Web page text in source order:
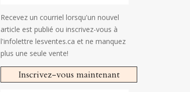
Recevez un courriel lorsqu'un nouvel
article est publié ou inscrivez-vous à
l'infolettre lesventes.ca et ne manquez
plus une seule vente!
Inscrivez-vous maintenant